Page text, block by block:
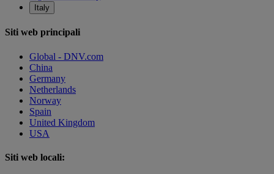
Italy
Siti web principali
Global - DNV.com
China
Germany
Netherlands
Norway
Spain
United Kingdom
USA
Siti web locali: